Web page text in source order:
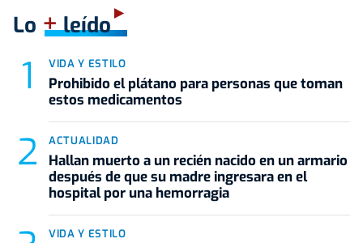
Lo +leído
VIDA Y ESTILO
Prohibido el plátano para personas que toman
estos medicamentos
ACTUALIDAD
Hallan muerto a un recién nacido en un armario
después de que su madre ingresara en el
hospital por una hemorragia
VIDA Y ESTILO